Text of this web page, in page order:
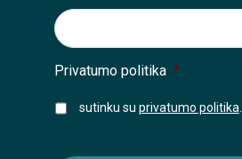
Privatumo politika *
sutinku su privatumo politika